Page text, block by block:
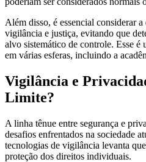
Além disso, é essencial considerar
vigilância e justiça, evitando que
alvo sistemático de controle. Esse é
em várias esferas, incluindo a
Vigilância e
Limite?
A linha tênue entre segurança e
desafios enfrentados na sociedade
tecnologias de vigilância levanta
proteção dos direitos individuais.